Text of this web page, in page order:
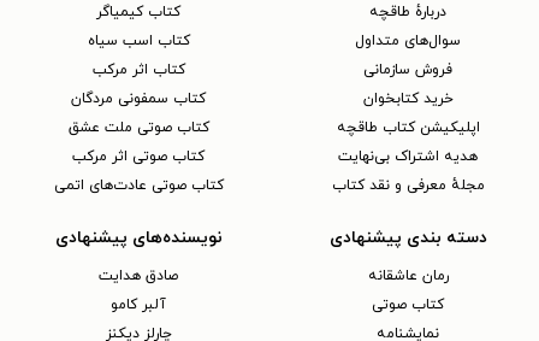
دربارهٔ طاقچه
سوال‌های متداول
فروش سازمانی
خرید کتابخوان
اپلیکیشن کتاب طاقچه
هدیه اشتراک بی‌نهایت
مجلهٔ معرفی و نقد کتاب
کتاب کیمیاگر
کتاب اسب سیاه
کتاب اثر مرکب
کتاب سمفونی مردگان
کتاب صوتی ملت عشق
کتاب صوتی اثر مرکب
کتاب صوتی عادت‌های اتمی
دسته بندی پیشنهادی
رمان عاشقانه
کتاب‌ صوتی
نمایشنامه
نویسنده‌های پیشنهادی
صادق هدایت
آلبر کامو
چارلز دیکنز